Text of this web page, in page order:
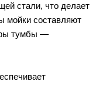
стали, что делает
мойки составляют
тумбы —